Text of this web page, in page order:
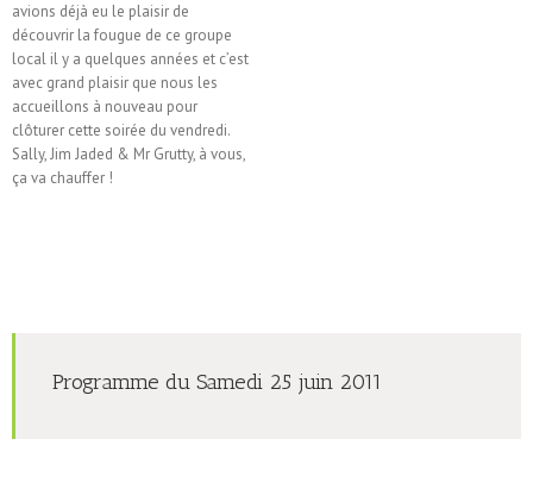
avions déjà eu le plaisir de
découvrir la fougue de ce groupe
local il y a quelques années et c’est
avec grand plaisir que nous les
accueillons à nouveau pour
clôturer cette soirée du vendredi.
Sally, Jim Jaded & Mr Grutty, à vous,
ça va chauffer !
Programme du Samedi 25 juin 2011